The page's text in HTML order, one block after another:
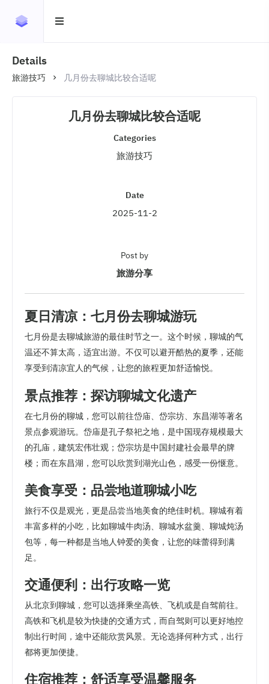
Details
旅游技巧 几月份去聊城比较合适呢
几月份去聊城比较合适呢
Categories
旅游技巧
Date
2025-11-2
Post by
旅游分享
夏日清凉：七月份去聊城游玩
七月份是去聊城旅游的最佳时节之一。这个时候，聊城的气
温还不算太高，适宜出游。不仅可以避开酷热的夏季，还能
享受到清凉宜人的气候，让您的旅程更加舒适愉悦。
景点推荐：探访聊城文化遗产
在七月份的聊城，您可以前往岱庙、岱宗坊、东昌湖等著名
景点参观游玩。岱庙是孔子祭祀之地，是中国现存规模最大
的孔庙，建筑宏伟壮观；岱宗坊是中国封建社会最早的牌
楼；而在东昌湖，您可以欣赏到湖光山色，感受一份惬意。
美食享受：品尝地道聊城小吃
旅行不仅是观光，更是品尝当地美食的绝佳时机。聊城有着
丰富多样的小吃，比如聊城牛肉汤、聊城水盆羹、聊城炖汤
包等，每一种都是当地人钟爱的美食，让您的味蕾得到满
足。
交通便利：出行攻略一览
从北京到聊城，您可以选择乘坐高铁、飞机或是自驾前往。
高铁和飞机是较为快捷的交通方式，而自驾则可以更好地控
制出行时间，途中还能欣赏风景。无论选择何种方式，出行
都将更加便捷。
住宿推荐：舒适享受温馨服务